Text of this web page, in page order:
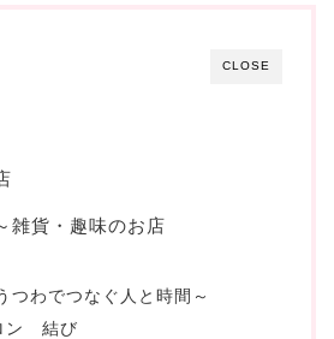
CLOSE
雑貨・趣味のお店
つわでつなぐ人と時間～
ン 結び